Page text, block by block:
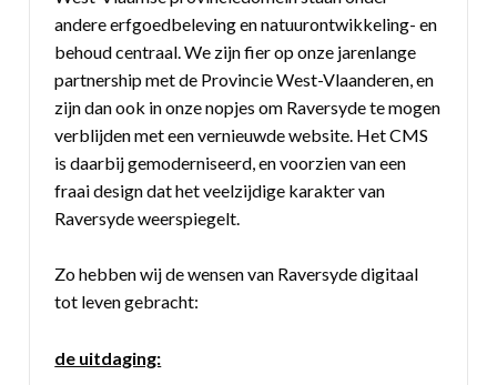
andere erfgoedbeleving en natuurontwikkeling- en
behoud centraal. We zijn fier op onze jarenlange
partnership met de Provincie West-Vlaanderen, en
zijn dan ook in onze nopjes om Raversyde te mogen
verblijden met een vernieuwde website. Het CMS
is daarbij gemoderniseerd, en voorzien van een
fraai design dat het veelzijdige karakter van
Raversyde weerspiegelt.
Zo hebben wij de wensen van Raversyde digitaal
tot leven gebracht:
de uitdaging: